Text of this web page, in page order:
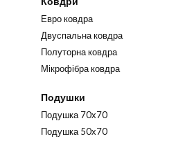
Евро ковдра
Двуспальна ковдра
Полуторна ковдра
Мікрофібра ковдра
Подушки
Подушка 70х70
Подушка 50х70